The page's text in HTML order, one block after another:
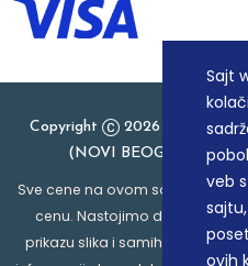
Sajt
veb
ovih
Copyright
2026
(NOVI BEOGRAD), PIB:
Sve cene na ovom sajtu
cenu. Nastojimo da budemo
prikazu slika i samih cena, ali